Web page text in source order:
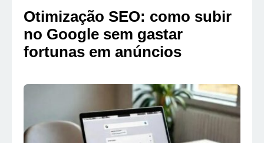
Otimização SEO: como subir
no Google sem gastar
fortunas em anúncios